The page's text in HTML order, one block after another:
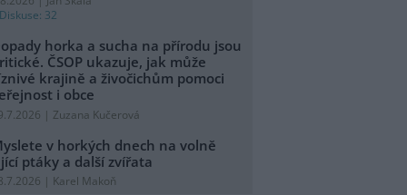
Diskuse: 32
horka a sucha na přírodu jsou
ČSOP ukazuje, jak může
krajině a živočichům pomoci
i obce
| Zuzana Kučerová
v horkých dnech na volně
ptáky a další zvířata
| Karel Makoň